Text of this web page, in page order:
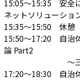
15:05～15:35 安全
ネットソリューショ
15:35～15:50 休憩
15:50～17:20 自治
論 Part2
～三層分離
17:20～18:30 自治